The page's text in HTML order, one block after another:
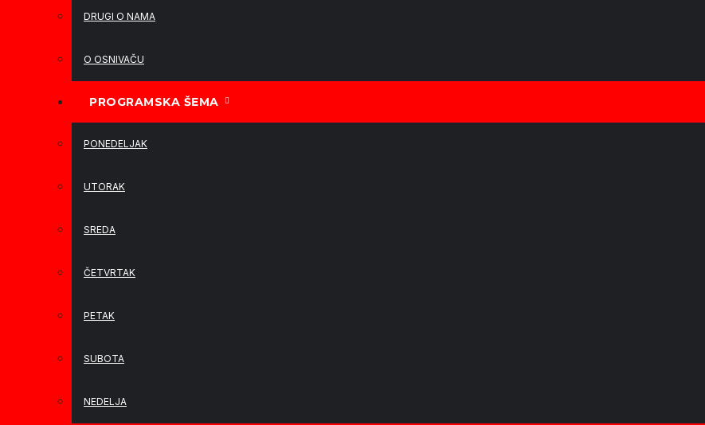
DRUGI O NAMA
O OSNIVAČU
PROGRAMSKA ŠEMA
PONEDELJAK
UTORAK
SREDA
ČETVRTAK
PETAK
SUBOTA
NEDELJA